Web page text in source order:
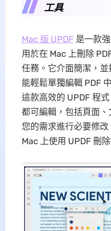
工具
Mac 版 UPDF 是一款
用於在 Mac 上刪除
任務。它介面簡潔，
能輕鬆單獨編輯 PDF
這款高效的 UPDF 程
都可編輯，包括頁面
您的需求進行必要修
Mac 上使用 UPDF 刪